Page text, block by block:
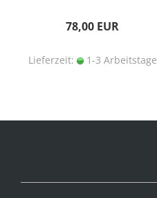
78,00 EUR
Lieferzeit: 1-3 Arbeitstage